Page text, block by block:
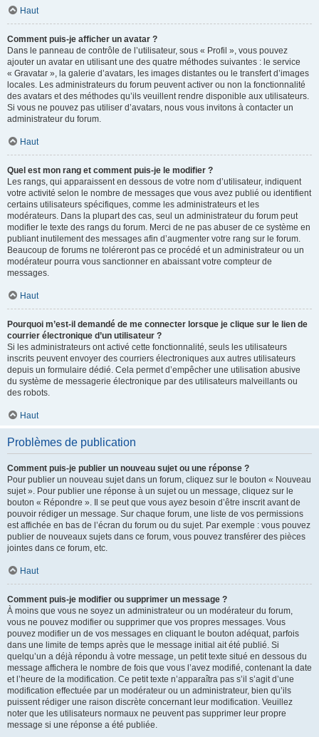
Haut
Comment puis-je afficher un avatar ?
Dans le panneau de contrôle de l’utilisateur, sous « Profil », vous pouvez
ajouter un avatar en utilisant une des quatre méthodes suivantes : le service
« Gravatar », la galerie d’avatars, les images distantes ou le transfert d’images
locales. Les administrateurs du forum peuvent activer ou non la fonctionnalité
des avatars et des méthodes qu’ils veuillent rendre disponible aux utilisateurs.
Si vous ne pouvez pas utiliser d’avatars, nous vous invitons à contacter un
administrateur du forum.
Haut
Quel est mon rang et comment puis-je le modifier ?
Les rangs, qui apparaissent en dessous de votre nom d’utilisateur, indiquent
votre activité selon le nombre de messages que vous avez publié ou identifient
certains utilisateurs spécifiques, comme les administrateurs et les
modérateurs. Dans la plupart des cas, seul un administrateur du forum peut
modifier le texte des rangs du forum. Merci de ne pas abuser de ce système en
publiant inutilement des messages afin d’augmenter votre rang sur le forum.
Beaucoup de forums ne toléreront pas ce procédé et un administrateur ou un
modérateur pourra vous sanctionner en abaissant votre compteur de
messages.
Haut
Pourquoi m’est-il demandé de me connecter lorsque je clique sur le lien de
courrier électronique d’un utilisateur ?
Si les administrateurs ont activé cette fonctionnalité, seuls les utilisateurs
inscrits peuvent envoyer des courriers électroniques aux autres utilisateurs
depuis un formulaire dédié. Cela permet d’empêcher une utilisation abusive
du système de messagerie électronique par des utilisateurs malveillants ou
des robots.
Haut
Problèmes de publication
Comment puis-je publier un nouveau sujet ou une réponse ?
Pour publier un nouveau sujet dans un forum, cliquez sur le bouton « Nouveau
sujet ». Pour publier une réponse à un sujet ou un message, cliquez sur le
bouton « Répondre ». Il se peut que vous ayez besoin d’être inscrit avant de
pouvoir rédiger un message. Sur chaque forum, une liste de vos permissions
est affichée en bas de l’écran du forum ou du sujet. Par exemple : vous pouvez
publier de nouveaux sujets dans ce forum, vous pouvez transférer des pièces
jointes dans ce forum, etc.
Haut
Comment puis-je modifier ou supprimer un message ?
À moins que vous ne soyez un administrateur ou un modérateur du forum,
vous ne pouvez modifier ou supprimer que vos propres messages. Vous
pouvez modifier un de vos messages en cliquant le bouton adéquat, parfois
dans une limite de temps après que le message initial ait été publié. Si
quelqu’un a déjà répondu à votre message, un petit texte situé en dessous du
message affichera le nombre de fois que vous l’avez modifié, contenant la date
et l’heure de la modification. Ce petit texte n’apparaîtra pas s’il s’agit d’une
modification effectuée par un modérateur ou un administrateur, bien qu’ils
puissent rédiger une raison discrète concernant leur modification. Veuillez
noter que les utilisateurs normaux ne peuvent pas supprimer leur propre
message si une réponse a été publiée.